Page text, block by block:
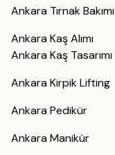
Ankara Tırnak Bakımı
Ankara Kaş Alımı
Ankara Kaş Tasarımı
Ankara Kirpik Lifting
Ankara Pedikür
Ankara Manikür